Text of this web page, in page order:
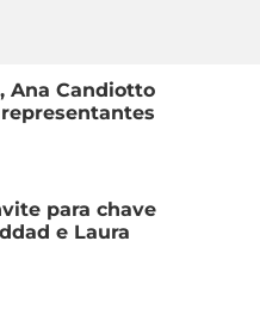
Ana Candiotto
para chave
e Laura